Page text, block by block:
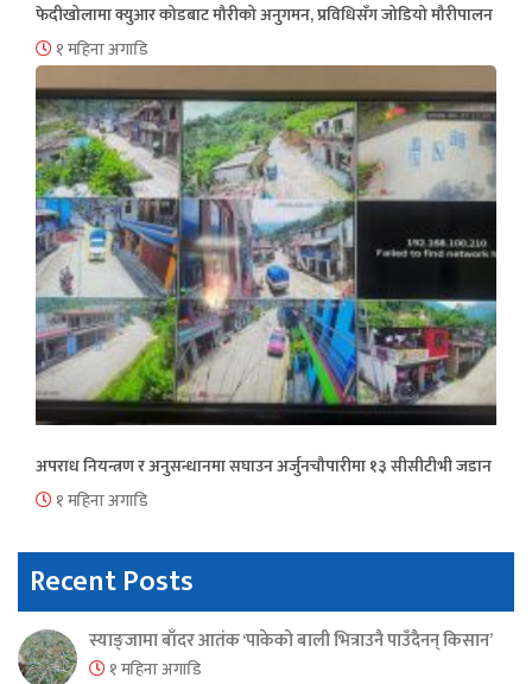
फेदीखोलामा क्युआर कोडबाट मौरीको अनुगमन, प्रविधिसँग जोडियो मौरीपालन
१ महिना अगाडि
अपराध नियन्त्रण र अनुसन्धानमा सघाउन अर्जुनचौपारीमा १३ सीसीटीभी जडान
१ महिना अगाडि
Recent Posts
स्याङ्जामा बाँदर आतंक ‘पाकेको बाली भित्राउनै पाउँदैनन् किसान’
१ महिना अगाडि